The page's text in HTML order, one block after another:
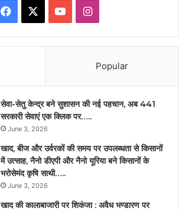
Facebook YouTubeInstagram
Popular
सेवा-सेतु केन्द्र बने सुशासन की नई पहचान, अब 441
सरकारी सेवाएं एक क्लिक पर…..
June 3, 2026
खाद, बीज और उर्वरकों की समय पर उपलब्धता से किसानों
में उत्साह, नैनो डीएपी और नैनो यूरिया बने किसानों के
भरोसेमंद कृषि साथी…..
June 3, 2026
खाद की कालाबाजारी पर शिकंजा : अवैध भण्डारण पर